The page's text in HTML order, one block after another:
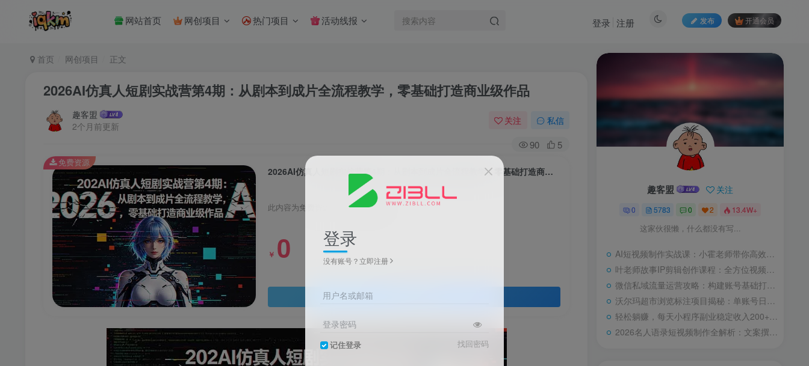
网站首页 网创项目 热门项目 活动线报 发布 开通会员
登录 注册
首页 网创项目 正文
2026AI仿真人短剧实战营第4期：从剧本到成片全流程教学，零基础打造商业级作品
趣客盟
2个月前更新
关注 私信
90 5
2026AI仿真人短剧实战营第4期：从剧本到成片全流程教学，零基础打造商业级作品
此内容为免费资源，请登录后查看
￥ 0
免费资源
趣客盟 关注
0 5783 0 2 13.4W+
这家伙很懒，什么都没有写...
AI短视频制作实战课：小霍老师带你高效学习
叶老师故事IP剪辑创作课程：全方位视频剪辑技巧解析
微信私域流量运营攻略：构建账号基础打造爆款，数据脱敏风险控制，规避运营高危隐患
沃尔玛超市浏览标注项目揭秘：单账号日赚20+，电脑操作日收益800+，含分佣机制！
轻松躺赚，每天小程序副业稳定收入200+，告别无效打工！
2026名人语录短视频制作全解析：文案撰写+声音克隆部署，涨粉变现技巧一网打尽
登录
没有账号？立即注册
用户名或邮箱
登录密码
记住登录 找回密码